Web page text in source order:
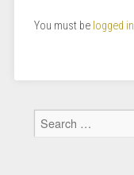
You must be logged in